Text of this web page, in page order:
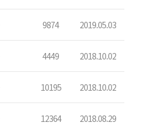
9874 2019.05.03
4449 2018.10.02
10195 2018.10.02
12364 2018.08.29